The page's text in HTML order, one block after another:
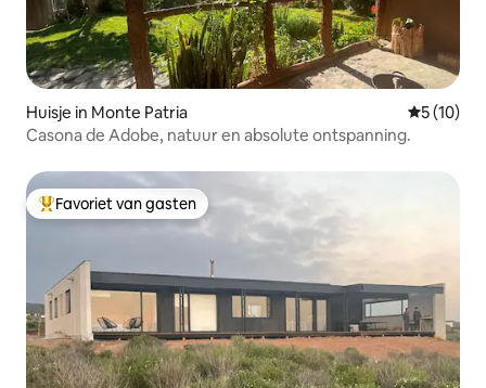
Huisje in Monte Patria
5 (10)
Casona de Adobe, natuur en absolute ontspanning.
Topfavoriet van gasten
Favoriet van gasten